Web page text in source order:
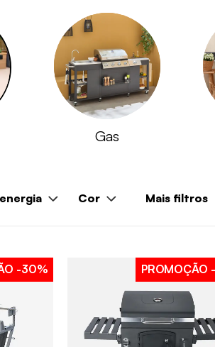
Gas
Cor Mais filtros
-30% PROMOÇÃO